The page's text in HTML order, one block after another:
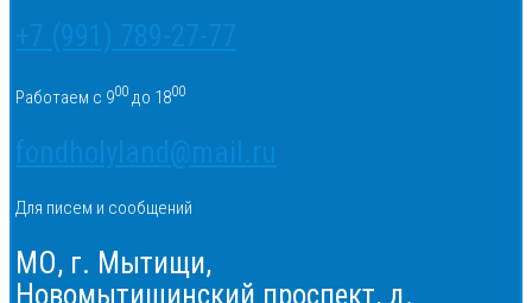
+7 (991) 789-27-77
Работаем с 900 до 1800
fondholyland@mail.ru
Для писем и сообщений
МО, г. Мытищи,
Новомытищинский проспект, д.